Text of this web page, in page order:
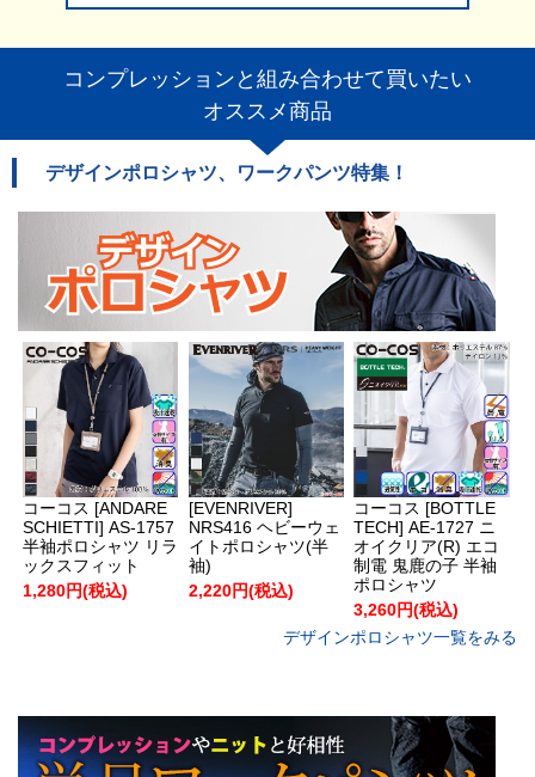
コンプレッションと組み合わせて買いたい
オススメ商品
デザインポロシャツ、ワークパンツ特集！
コーコス [ANDARE
SCHIETTI] AS-1757
半袖ポロシャツ リラ
ックスフィット
1,280円(税込)
[EVENRIVER]
NRS416 ヘビーウェ
イトポロシャツ(半
袖)
2,220円(税込)
コーコス [BOTTLE
TECH] AE-1727 ニ
オイクリア(R) エコ
制電 鬼鹿の子 半袖
ポロシャツ
3,260円(税込)
デザインポロシャツ一覧をみる